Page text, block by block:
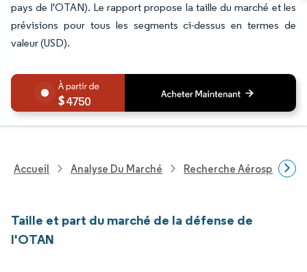
pays de l'OTAN). Le rapport propose la taille du marché et les
prévisions pour tous les segments ci-dessus en termes de
valeur (USD).
4750
Accueil Analyse Du Marché Recherche Aérospatiale
Taille et part du marché de la défense de
l'OTAN